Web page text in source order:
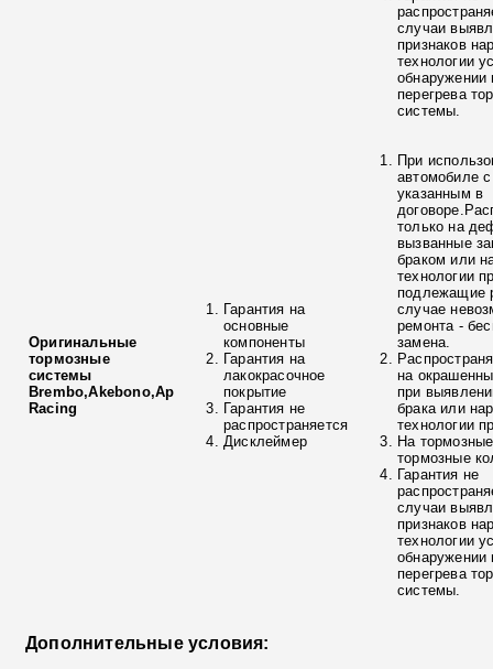
случаи
признаков
технологии
обнаружении
перегрева
системы.
Оригинальные
тормозные
системы
Brembo,Akebono,Ap
Racing
Гарантия на
основные
компоненты
Гарантия на
лакокрасочное
покрытие
Гарантия не
распространяется
Дисклеймер
При
автомобиле
указанным в
только на
вызванные
браком или
технологии
подлежащие
случае
ремонта -
замена.
на
при
брака или
технологии
На
тормозные
Гарантия не
случаи
признаков
технологии
обнаружении
перегрева
системы.
Дополнительные условия: